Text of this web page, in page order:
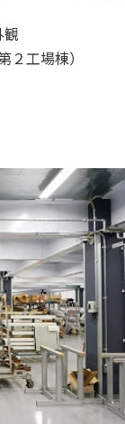
全景
第２工場棟）